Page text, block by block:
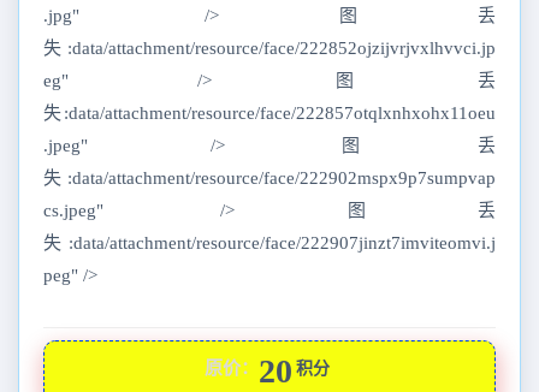
.jpg" />图丢
失:data/attachment/resource/face/222852ojzijvrjvxlhvvci.jp
eg" />图丢
失:data/attachment/resource/face/222857otqlxnhxohx11oeu
.jpeg" />图丢
失:data/attachment/resource/face/222902mspx9p7sumpvap
cs.jpeg" />图丢
失:data/attachment/resource/face/222907jinzt7imviteomvi.j
peg" />
原价： 20 积分